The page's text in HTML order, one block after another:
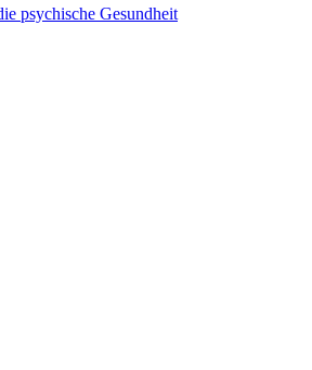
psychische Gesundheit